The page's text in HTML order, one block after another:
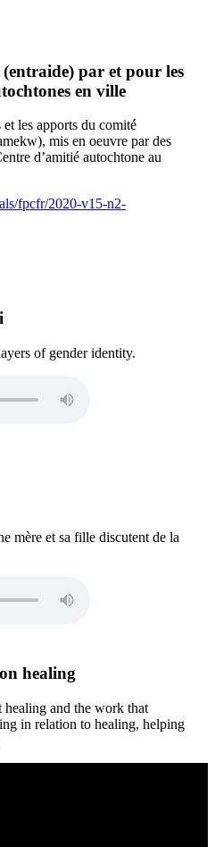
par et pour les
en ville
et les apports du comité
mis en oeuvre par des
d’amitié autochtone au
fpcfr/2020-v15-n2-
of gender identity.
mère et sa fille discutent de la
healing
and the work that
in relation to healing, helping